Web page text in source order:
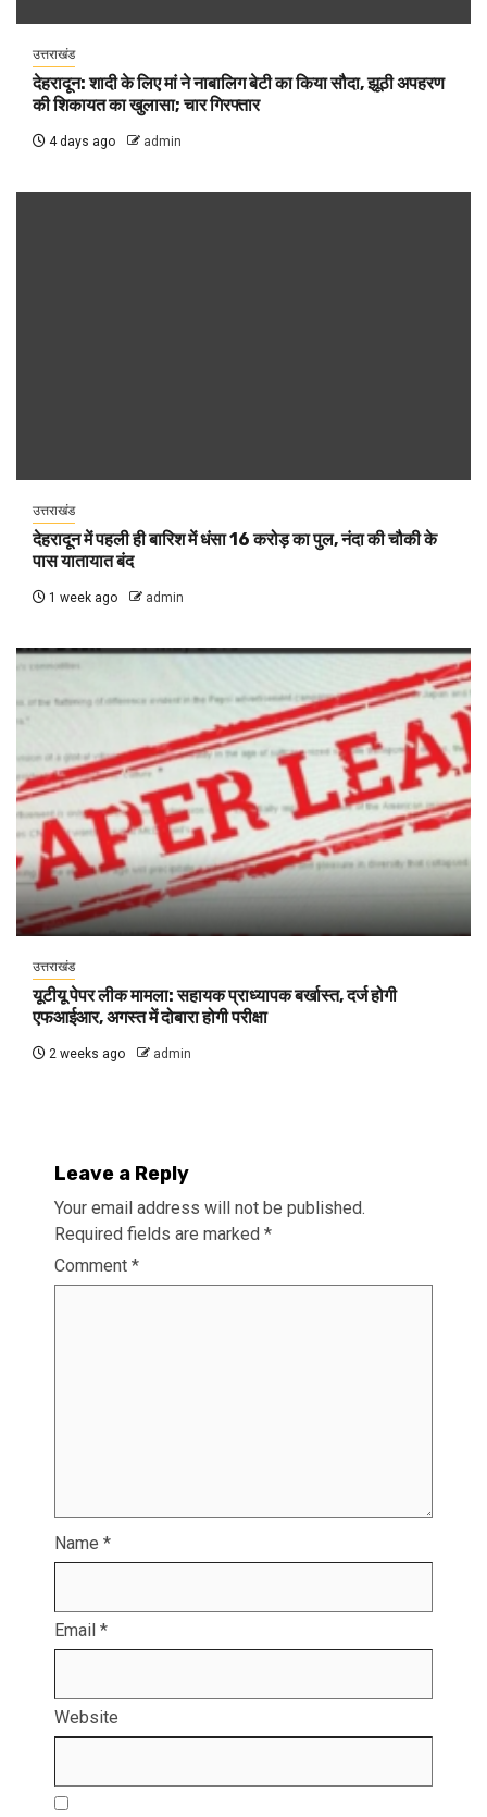
उत्तराखंड
देहरादून: शादी के लिए मां ने नाबालिग बेटी का किया सौदा, झूठी अपहरण
की शिकायत का खुलासा; चार गिरफ्तार
4 days ago admin
उत्तराखंड
देहरादून में पहली ही बारिश में धंसा 16 करोड़ का पुल, नंदा की चौकी के
पास यातायात बंद
1 week ago admin
उत्तराखंड
यूटीयू पेपर लीक मामला: सहायक प्राध्यापक बर्खास्त, दर्ज होगी
एफआईआर, अगस्त में दोबारा होगी परीक्षा
2 weeks ago admin
Leave a Reply
Your email address will not be published.
Required fields are marked *
Comment *
Name *
Email *
Website